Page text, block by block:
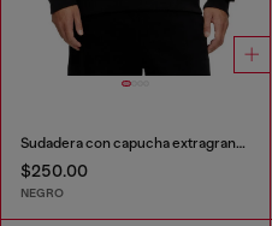
Sudadera con capucha extragrande con logotipo metálico
$250.00
NEGRO